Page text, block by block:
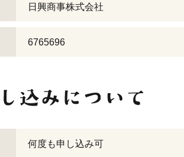
日興商事株式会社
6765696
何度も申し込み可